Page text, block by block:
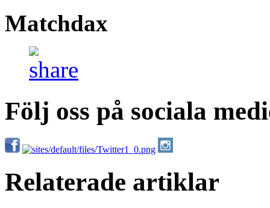
Matchdax
Följ oss på sociala
Relaterade artiklar